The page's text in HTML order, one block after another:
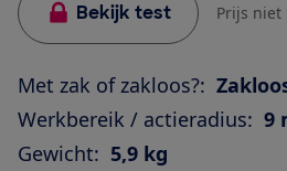
Bekijk test Prijs niet
Met zak of zakloos?:
Werkbereik / actieradius: 9
Gewicht: 5,9 kg